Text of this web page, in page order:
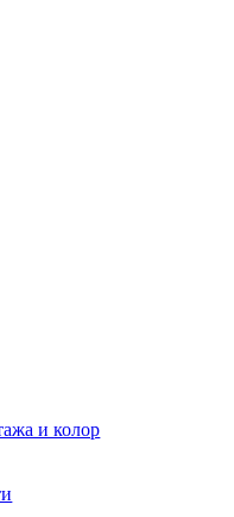
и колор